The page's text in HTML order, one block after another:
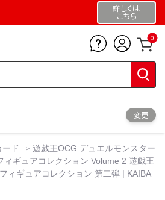
詳しくは
こちら
0
変更
ード
遊戯王OCG デュエルモンスター
ィギュアコレクション Volume 2 遊戯王
ィギュアコレクション 第二弾 | KAIBA